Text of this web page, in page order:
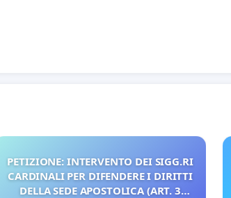
PETIZIONE: INTERVENTO DEI SIGG.RI
CARDINALI PER DIFENDERE I DIRITTI
DELLA SEDE APOSTOLICA (ART. 3